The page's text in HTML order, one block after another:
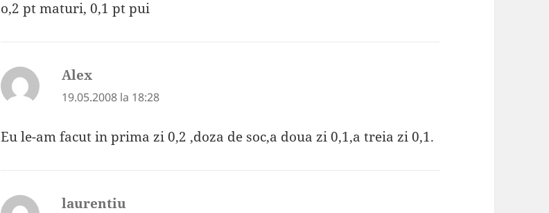
o,2 pt maturi, 0,1 pt pui
Alex
19.05.2008 la 18:28
Eu le-am facut in prima zi 0,2 ,doza de soc,a doua zi 0,1,a treia zi 0,1.
laurentiu